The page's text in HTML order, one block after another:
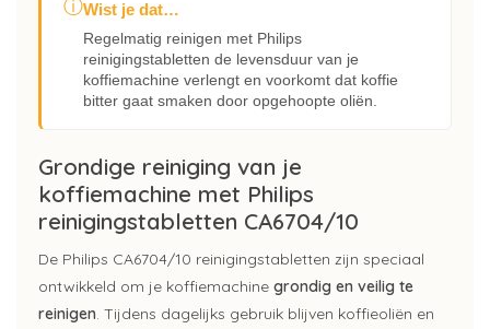
ⓘWist je dat…
Regelmatig reinigen met Philips
reinigingstabletten de levensduur van je
koffiemachine verlengt en voorkomt dat koffie
bitter gaat smaken door opgehoopte oliën.
Grondige reiniging van je
koffiemachine met Philips
reinigingstabletten CA6704/10
De Philips CA6704/10 reinigingstabletten zijn speciaal
ontwikkeld om je koffiemachine grondig en veilig te
reinigen. Tijdens dagelijks gebruik blijven koffieoliën en